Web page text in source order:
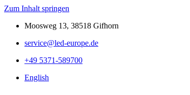
Zum Inhalt springen
Moosweg 13, 38518 Gifhorn
service@led-europe.de
+49 5371-589700
English